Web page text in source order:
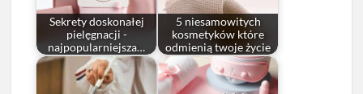
Sekrety doskonałej
pielęgnacji -
najpopularniejsza…
5 niesamowitych
kosmetyków które
odmienią twoje życie